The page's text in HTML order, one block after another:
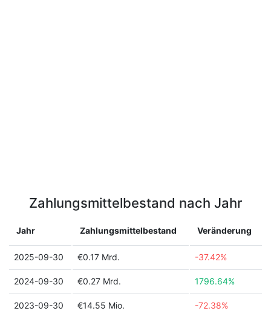
Zahlungsmittelbestand nach Jahr
Jahr Zahlungsmittelbestand Veränderung
2025-09-30 €0.17 Mrd. -37.42%
2024-09-30 €0.27 Mrd. 1796.64%
2023-09-30 €14.55 Mio. -72.38%